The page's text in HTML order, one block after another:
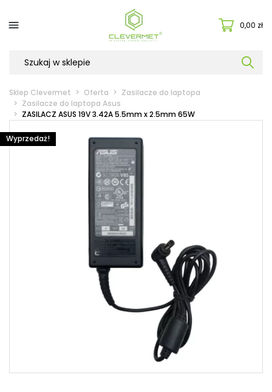
 0,00 zł
Sklep Clevermet Oferta
Zasilacze do laptopa
Zasilacze do laptopa Asus
ZASILACZ ASUS 19V 3.42A 5.5mm x 2.5mm 65W
Wyprzedaż!